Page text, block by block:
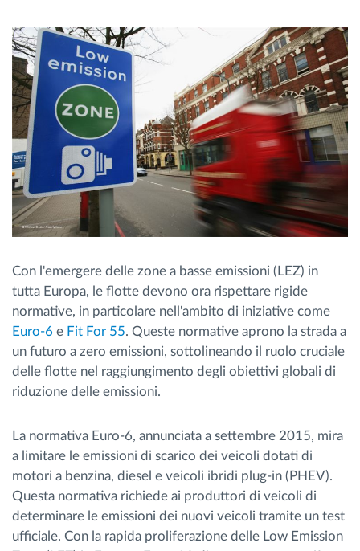
Pianificazione dei percorsi e monitoraggio
Identificazione automatica del conducente
Scopri tutte le caratteristiche
Come risolviamo tutte le attività della flotta
Con l'emergere delle zone a basse emissioni (LEZ) in
tutta Europa, le flotte devono ora rispettare rigide
normative, in particolare nell'ambito di iniziative come
Euro-6 e Fit For 55. Queste normative aprono la strada a
un futuro a zero emissioni, sottolineando il ruolo cruciale
delle flotte nel raggiungimento degli obiettivi globali di
riduzione delle emissioni.
La normativa Euro-6, annunciata a settembre 2015, mira
a limitare le emissioni di scarico dei veicoli dotati di
motori a benzina, diesel e veicoli ibridi plug-in (PHEV).
Questa normativa richiede ai produttori di veicoli di
determinare le emissioni dei nuovi veicoli tramite un test
ufficiale. Con la rapida proliferazione delle Low Emission